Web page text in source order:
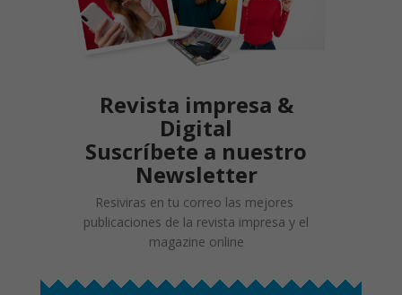
Revista impresa &
Digital
Suscríbete a nuestro
Newsletter
Resiviras en tu correo las mejores
publicaciones de la revista impresa y el
magazine online